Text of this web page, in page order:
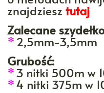
znajdziesz tutaj
Zalecane
* 2,5mm-3,5mm
Grubość:
*3 nitki 500m w
*4 nitki 375m w